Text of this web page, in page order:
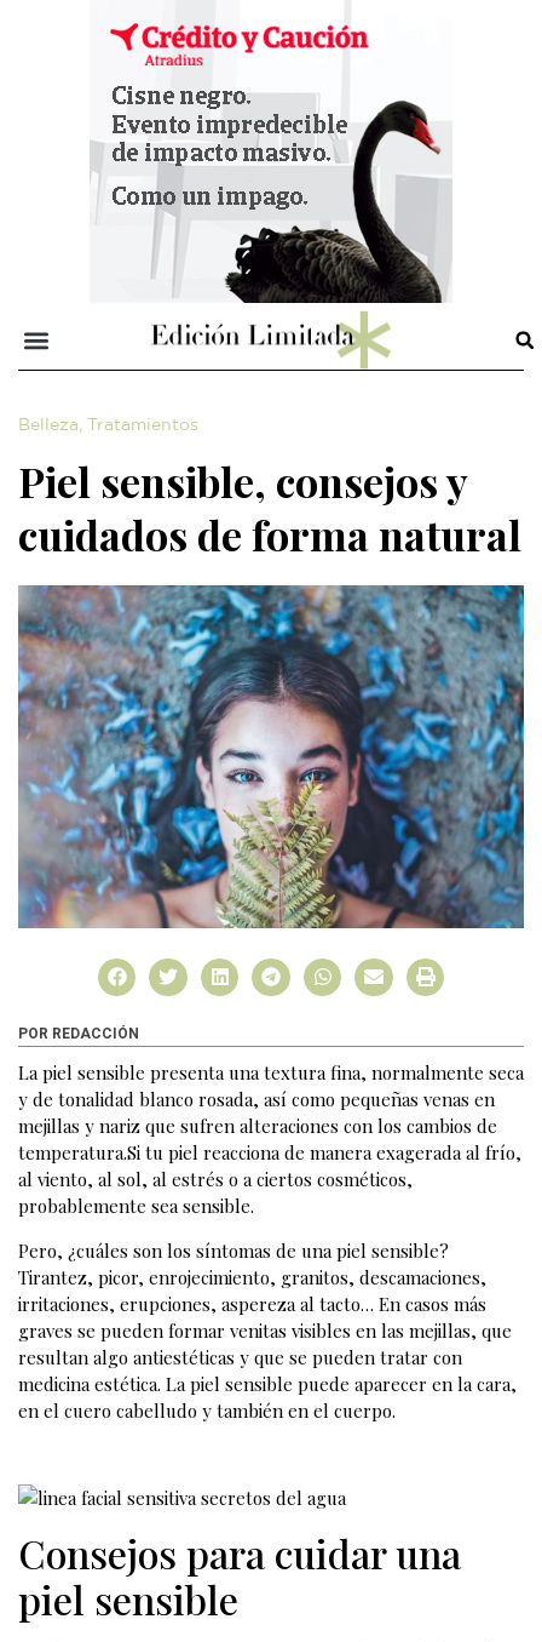
Belleza, Tratamientos
Piel sensible, consejos y
cuidados de forma natural
POR REDACCIÓN
La piel sensible presenta una textura fina, normalmente seca
y de tonalidad blanco rosada, así como pequeñas venas en
mejillas y nariz que sufren alteraciones con los cambios de
temperatura.Si tu piel reacciona de manera exagerada al frío,
al viento, al sol, al estrés o a ciertos cosméticos,
probablemente sea sensible.
Pero, ¿cuáles son los síntomas de una piel sensible?
Tirantez, picor, enrojecimiento, granitos, descamaciones,
irritaciones, erupciones, aspereza al tacto… En casos más
graves se pueden formar venitas visibles en las mejillas, que
resultan algo antiestéticas y que se pueden tratar con
medicina estética. La piel sensible puede aparecer en la cara,
en el cuero cabelludo y también en el cuerpo.
Consejos para cuidar una
piel sensible